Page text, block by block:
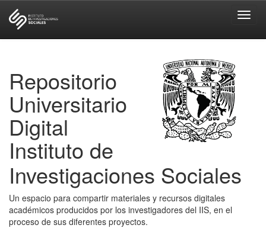
Repositorio
Universitario
Digital
Instituto de
Investigaciones Sociales
Un espacio para compartir materiales y recursos digitales
académicos producidos por los investigadores del IIS, en el
proceso de sus diferentes proyectos.